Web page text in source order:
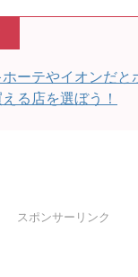
ーテやイオンだと
る店を選ぼう！
スポンサーリンク